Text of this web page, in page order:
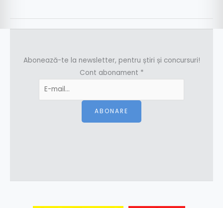
Abonează-te la newsletter, pentru știri și concursuri!
Cont abonament *
ABONARE